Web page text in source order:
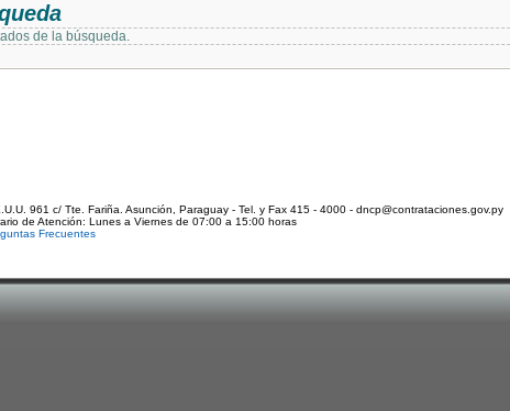
de la búsqueda.
961 c/ Tte. Fariña. Asunción, Paraguay - Tel. y Fax 415 - 4000 - dncp@contrataciones.gov.py
de Atención: Lunes a Viernes de 07:00 a 15:00 horas
Frecuentes